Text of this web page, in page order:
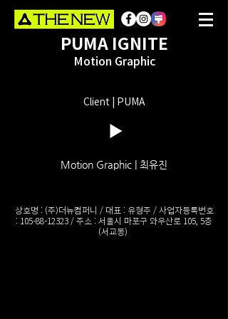
PUMA IGNITE
Motion Graphic
Client | PUMA
Motion Graphic | 최유진
상호명 : (주)더뉴컴퍼니 / 대표 : 유형주 / 사업자등록번호
: 105-88-12323 / 주소 : 서울시 마포구 와우산로 105, 5층
(서교동)